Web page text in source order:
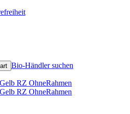
Bio-Händler suchen